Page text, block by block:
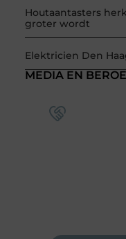
Houtaantasters
groter wordt
Elektricien Den
MEDIA EN